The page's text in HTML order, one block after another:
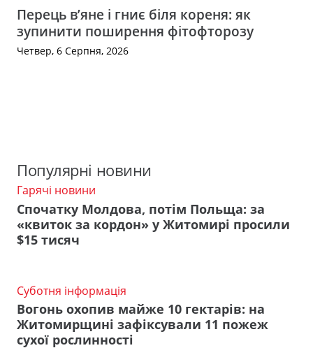
Перець в’яне і гниє біля кореня: як
зупинити поширення фітофторозу
Четвер, 6 Серпня, 2026
Популярні новини
Гарячі новини
Спочатку Молдова, потім Польща: за
«квиток за кордон» у Житомирі просили
$15 тисяч
Суботня інформація
Вогонь охопив майже 10 гектарів: на
Житомирщині зафіксували 11 пожеж
сухої рослинності